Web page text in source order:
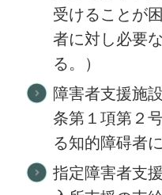
受けることが
者に対し必要
る。）
障害者支援施
条第１項第２
る知的障碍者
指定障害者支